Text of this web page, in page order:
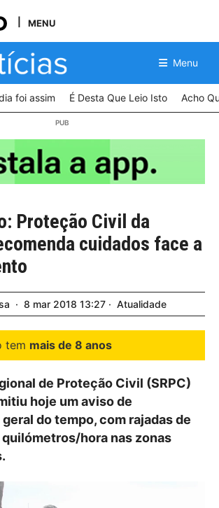
MENU
Menu
foi assim É Desta Que Leio Isto Acho
Proteção Civil da
cuidados face a
8 mar 2018 13:27 Atualidade
tem mais de 8 anos
de Proteção Civil (SRPC)
hoje um aviso de
do tempo, com rajadas de
hora nas zonas